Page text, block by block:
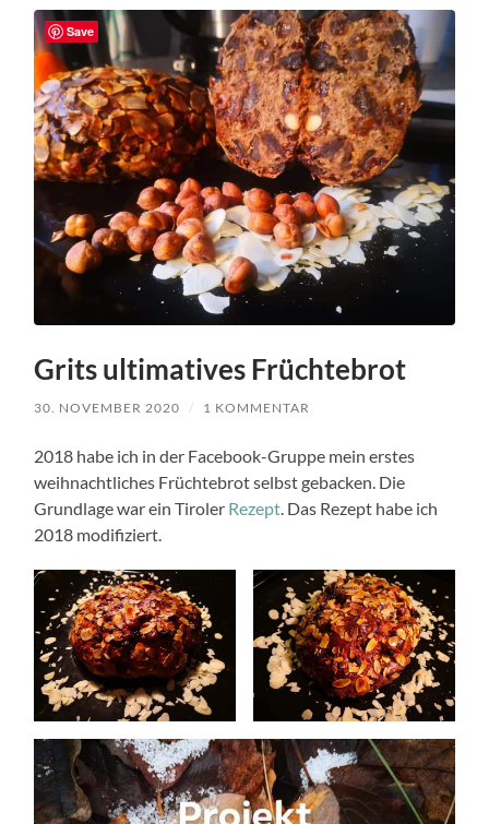
Grits ultimatives Früchtebrot
30. NOVEMBER 2020 / 1 KOMMENTAR
2018 habe ich in der Facebook-Gruppe mein erstes
weihnachtliches Früchtebrot selbst gebacken. Die
Grundlage war ein Tiroler Rezept. Das Rezept habe ich
2018 modifiziert.
Save